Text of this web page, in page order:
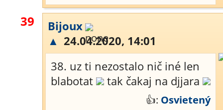
39
Bijoux
▲ 24.04.2020, 14:01
38. uz ti nezostalo nič iné len
blabotat
tak čakaj na djjara
👍: Osvietený